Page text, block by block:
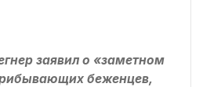
заявил о «заметном
беженцев,